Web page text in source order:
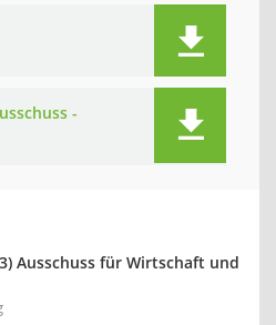
-
Ausschuss für Wirtschaft und